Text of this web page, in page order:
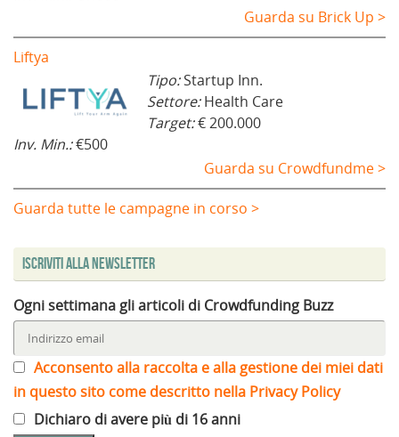
Guarda su Brick Up >
Liftya
Tipo:Startup Inn.
Settore:Health Care
Target:€ 200.000
Inv. Min.:€500
Guarda su Crowdfundme >
Guarda tutte le campagne in corso >
Iscriviti alla Newsletter
Ogni settimana gli articoli di Crowdfunding Buzz
Acconsento alla raccolta e alla gestione dei miei dati
in questo sito come descritto nella Privacy Policy
Dichiaro di avere più di 16 anni